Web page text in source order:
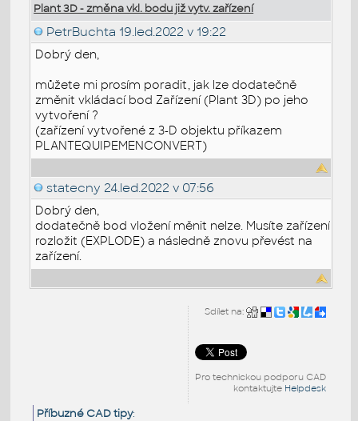
Plant 3D - změna vkl. bodu již vytv. zařízení
PetrBuchta 19.led.2022 v 19:22
Dobrý den,
můžete mi prosím poradit, jak lze dodatečně
změnit vkládací bod Zařízení (Plant 3D) po jeho
vytvoření ?
(zařízení vytvořené z 3-D objektu příkazem
PLANTEQUIPEMENCONVERT)
statecny 24.led.2022 v 07:56
Dobrý den,
dodatečně bod vložení měnit nelze. Musíte zařízení
rozložit (EXPLODE) a následně znovu převést na
zařízení.
Sdílet na:
Pro technickou podporu CAD
kontaktujte Helpdesk
Příbuzné CAD tipy: